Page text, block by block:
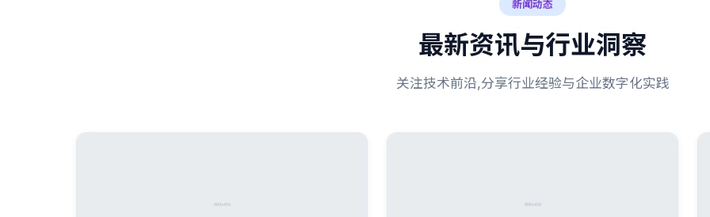
新闻动态
最新资讯与行业洞察
关注技术前沿,分享行业经验与企业数字化实践